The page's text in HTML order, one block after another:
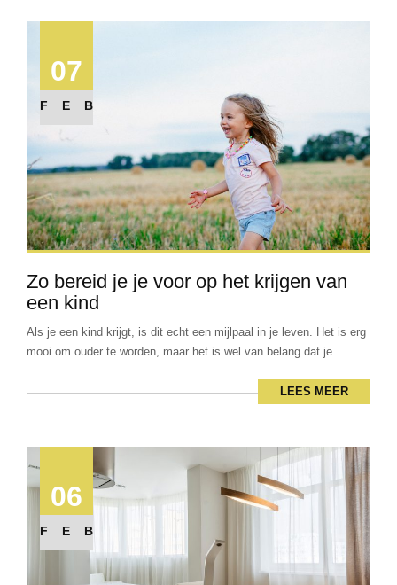
07
FEB
Zo bereid je je voor op het krijgen van
een kind
Als je een kind krijgt, is dit echt een mijlpaal in je leven. Het is erg
mooi om ouder te worden, maar het is wel van belang dat je...
LEES MEER
06
FEB